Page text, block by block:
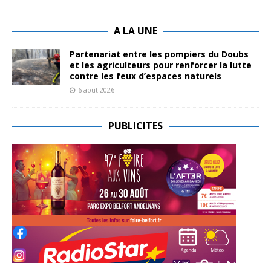
A LA UNE
Partenariat entre les pompiers du Doubs
et les agriculteurs pour renforcer la lutte
contre les feux d’espaces naturels
6 août 2026
PUBLICITES